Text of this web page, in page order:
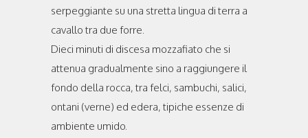
serpeggiante su una stretta lingua di terra a
cavallo tra due forre.
Dieci minuti di discesa mozzafiato che si
attenua gradualmente sino a raggiungere il
fondo della rocca, tra felci, sambuchi, salici,
ontani (verne) ed edera, tipiche essenze di
ambiente umido.